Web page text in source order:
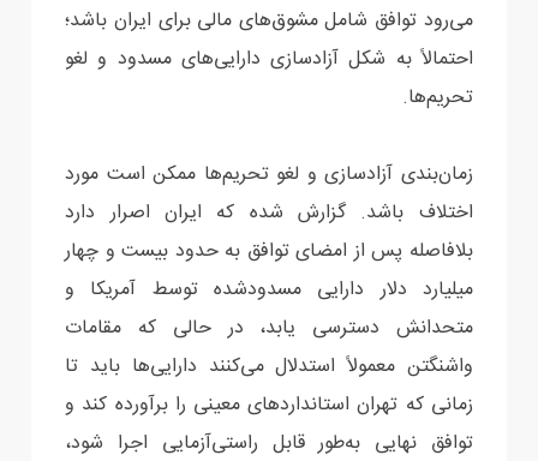
می‌رود توافق شامل مشوق‌های مالی برای ایران باشد؛
احتمالاً به شکل آزادسازی دارایی‌های مسدود و لغو
تحریم‌ها.
زمان‌بندی آزادسازی و لغو تحریم‌ها ممکن است مورد
اختلاف باشد. گزارش شده که ایران اصرار دارد
بلافاصله پس از امضای توافق به حدود بیست و چهار
میلیارد دلار دارایی مسدودشده توسط آمریکا و
متحدانش دسترسی یابد، در حالی که مقامات
واشنگتن معمولاً استدلال می‌کنند دارایی‌ها باید تا
زمانی که تهران استانداردهای معینی را برآورده کند و
توافق نهایی به‌طور قابل راستی‌آزمایی اجرا شود،